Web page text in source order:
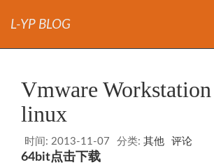
L-YP BLOG
Vmware
linux
时间: 2013-11-07 分类: 其他 评论
64bit点击下载